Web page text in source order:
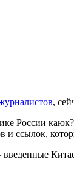
,
России
и ссылок,
введенные